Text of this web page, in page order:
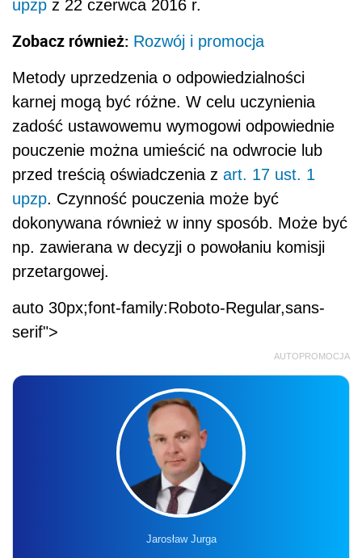
upzp z 22 czerwca 2016 r.
Zobacz również: Rozwój i promocja
Metody uprzedzenia o odpowiedzialności
karnej mogą być różne. W celu uczynienia
zadość ustawowemu wymogowi odpowiednie
pouczenie można umieścić na odwrocie lub
przed treścią oświadczenia z art. 17 ust. 1
upzp. Czynność pouczenia może być
dokonywana również w inny sposób. Może być
np. zawierana w decyzji o powołaniu komisji
przetargowej.
auto 30px;font-family:Roboto-Regular,sans-
serif">
AUTOPROMOCJA
Jarosław Jurga